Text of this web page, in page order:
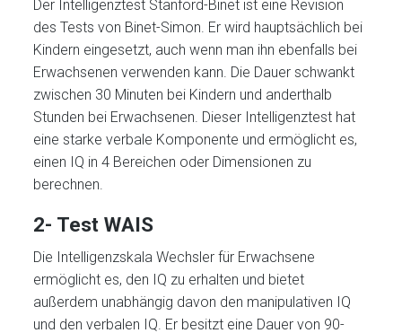
Der Intelligenztest Stanford-Binet ist eine Revision
des Tests von Binet-Simon. Er wird hauptsächlich bei
Kindern eingesetzt, auch wenn man ihn ebenfalls bei
Erwachsenen verwenden kann. Die Dauer schwankt
zwischen 30 Minuten bei Kindern und anderthalb
Stunden bei Erwachsenen. Dieser Intelligenztest hat
eine starke verbale Komponente und ermöglicht es,
einen IQ in 4 Bereichen oder Dimensionen zu
berechnen.
2- Test WAIS
Die Intelligenzskala Wechsler für Erwachsene
ermöglicht es, den IQ zu erhalten und bietet
außerdem unabhängig davon den manipulativen IQ
und den verbalen IQ. Er besitzt eine Dauer von 90-